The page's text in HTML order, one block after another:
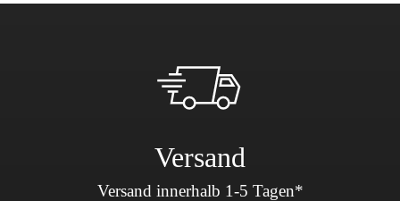
Versand
Versand innerhalb 1-5 Tagen*